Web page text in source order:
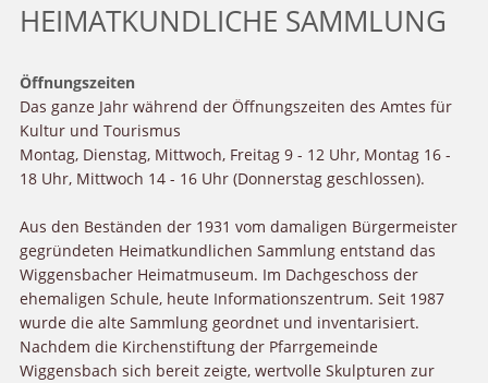
HEIMATKUNDLICHE SAMMLUNG
Öffnungszeiten
Das ganze Jahr während der Öffnungszeiten des Amtes für
Kultur und Tourismus
Montag, Dienstag, Mittwoch, Freitag 9 - 12 Uhr, Montag 16 -
18 Uhr, Mittwoch 14 - 16 Uhr (Donnerstag geschlossen).
Aus den Beständen der 1931 vom damaligen Bürgermeister
gegründeten Heimatkundlichen Sammlung entstand das
Wiggensbacher Heimatmuseum. Im Dachgeschoss der
ehemaligen Schule, heute Informationszentrum. Seit 1987
wurde die alte Sammlung geordnet und inventarisiert.
Nachdem die Kirchenstiftung der Pfarrgemeinde
Wiggensbach sich bereit zeigte, wertvolle Skulpturen zur